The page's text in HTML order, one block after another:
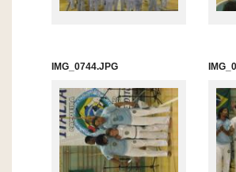
IMG_0744.JPG